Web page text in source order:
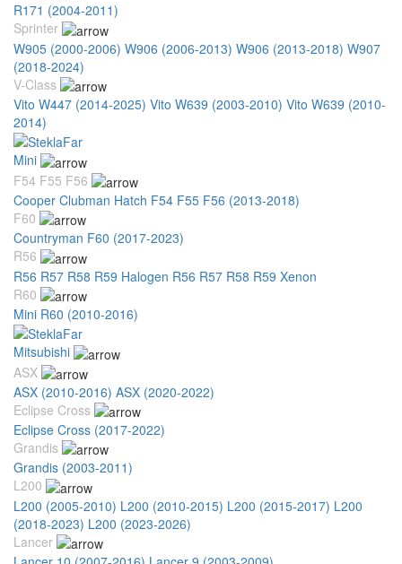
R171 (2004-2011)
Sprinter
W905 (2000-2006) W906 (2006-2013) W906 (2013-2018) W907
(2018-2024)
V-Class
Vito W447 (2014-2025) Vito W639 (2003-2010) Vito W639 (2010-
2014)
Mini
F54 F55 F56
Cooper Clubman Hatch F54 F55 F56 (2013-2018)
F60
Countryman F60 (2017-2023)
R56
R56 R57 R58 R59 Halogen R56 R57 R58 R59 Xenon
R60
Mini R60 (2010-2016)
Mitsubishi
ASX
ASX (2010-2016) ASX (2020-2022)
Eclipse Cross
Eclipse Cross (2017-2022)
Grandis
Grandis (2003-2011)
L200
L200 (2005-2010) L200 (2010-2015) L200 (2015-2017) L200
(2018-2023) L200 (2023-2026)
Lancer